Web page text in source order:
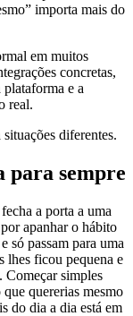
importa mais do
em muitos
concretas,
e a
real.
diferentes.
para sempre
a porta a uma
apanhar o hábito
passam para uma
lhes ficou pequena e
Começar simples
quererias mesmo
do dia a dia está em